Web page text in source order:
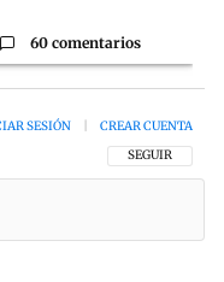
60 comentarios
SIGA ESTA
SEGUIR
SESIÓN CREAR CUENTA